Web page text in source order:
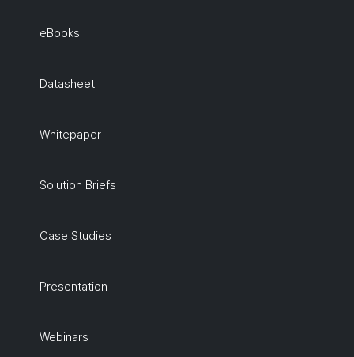
eBooks
Datasheet
Whitepaper
Solution Briefs
Case Studies
Presentation
Webinars